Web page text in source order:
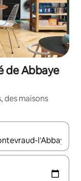
de Abbaye
des maisons
les flèches vers le